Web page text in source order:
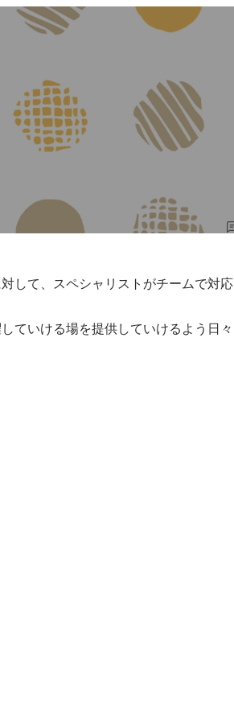
して、スペシャリストがチームで対応
ていける場を提供していけるよう日々